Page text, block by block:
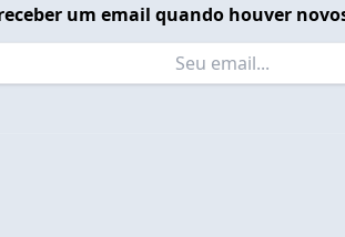
um email quando houver